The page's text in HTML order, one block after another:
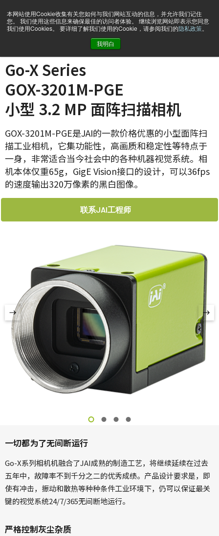
本网站使用Cookie收集有关您如何与我们网站互动的信息，并允许我们记住
您。 我们使用这些信息来确保最佳的访问者体验。 继续浏览网站即表示您同意
我们使用Cookies。 要详细了解我们使用的Cookie，请参阅我们的隐私政策。
我明白
Go-X Series
GOX-3201M-PGE
小型 3.2 MP 面阵扫描相机
GOX-3201M-PGE是JAI的一款价格优惠的小型面阵扫
描工业相机，它集功能性，高画质和稳定性等特点于
一身，非常适合当今社会中的各种机器视觉系统。相
机本体仅重65g，GigE Vision接口的设计，可以36fps
的速度输出320万像素的黑白图像。
联系JAI工程师
一切都为了无间断运行
Go-X系列相机机融合了JAI成熟的制造工艺，将继续延续在过去
五年中，故障率不到千分之二的优秀成绩。产品设计要求是，即
使有冲击，振动和散热等种种条件工业环境下，仍可以保证最关
键的视觉系统24/7/365无间断地运行。
严格控制灰尘杂质